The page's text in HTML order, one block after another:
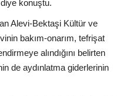
konuştu.
Alevi-Bektaşi Kültür ve
bakım-onarım, tefrişat
alındığını belirten
de aydınlatma giderlerinin